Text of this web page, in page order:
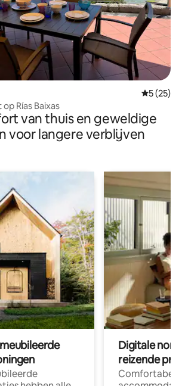
5 (25)
Rías Baixas
van thuis en geweldige
voor langere verblijven
Digitale
reizende
Comfortabele